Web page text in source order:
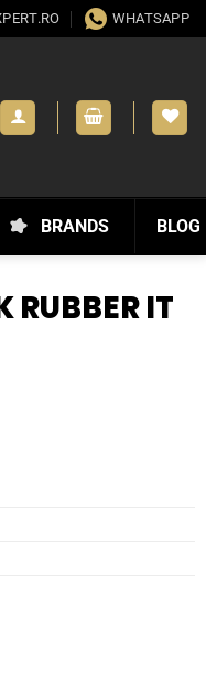
WHATSAPP
BLOG
BRANDS
RUBBER IT